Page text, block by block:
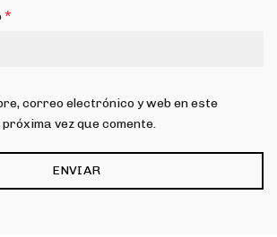
*
correo electrónico y web en este
vez que comente.